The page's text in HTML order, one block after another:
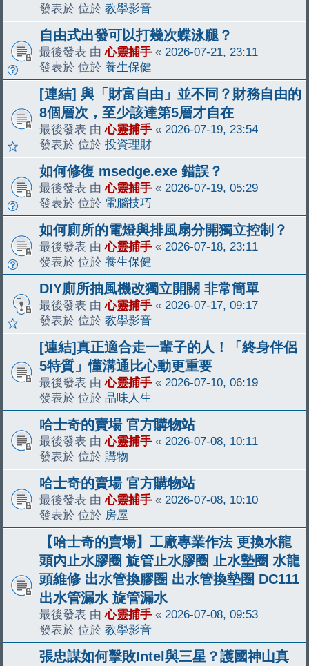
發表於 位於 教學影音
自由式出發可以打幾次蝶泳腿？
最後發表 由心靈捕手 « 2026-07-21, 23:11
發表於 位於 養生保健
[連結] 與「財富自由」並不同？財務自由的
8個層次，至少該達第5層才自在
最後發表 由心靈捕手 « 2026-07-19, 23:54
發表於 位於 投資理財
如何修復 msedge.exe 錯誤？
最後發表 由心靈捕手 « 2026-07-19, 05:29
發表於 位於 電腦技巧
如何廁所的電燈與排風扇分開獨立控制？
最後發表 由心靈捕手 « 2026-07-18, 23:11
發表於 位於 養生保健
DIY廁所抽風機改獨立開關 非常簡單
最後發表 由心靈捕手 « 2026-07-17, 09:17
發表於 位於 教學影音
[連結]真正適合走一輩子的人！「終身伴侶
5特質」懂溝通比心動更重要
最後發表 由心靈捕手 « 2026-07-10, 06:19
發表於 位於 品味人生
哈士奇的賣場 官方購物站
最後發表 由心靈捕手 « 2026-07-08, 10:11
發表於 位於 購物
哈士奇的賣場 官方購物站
最後發表 由心靈捕手 « 2026-07-08, 10:10
發表於 位於 房屋
【哈士奇的賣場】工廠專業作法 更換水龍
頭內止水膠圈 旋管止水膠圈 止水墊圈 水龍
頭維修 出水管換膠圈 出水管換墊圈 DC111
出水管漏水 旋管漏水
最後發表 由心靈捕手 « 2026-07-08, 09:53
發表於 位於 教學影音
張忠謀如何擊敗Intel與三星？護國神山真